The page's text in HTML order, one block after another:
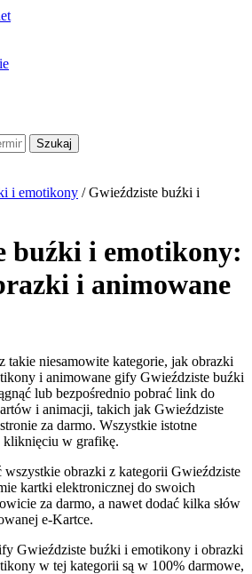
Szukaj
i emotikony / Gwieździste buźki i
buźki i emotikony:
i animowane
takie niesamowite kategorie, jak obrazki
i animowane gify Gwieździste buźki
lub bezpośrednio pobrać link do
i animacji, takich jak Gwieździste
za darmo. Wszystkie istotne
kliknięciu w grafikę.
wszystkie obrazki z kategorii Gwieździste
kartki elektronicznej do swoich
za darmo, a nawet dodać kilka słów
e-Kartce.
Gwieździste buźki i emotikony i obrazki
w tej kategorii są w 100% darmowe,